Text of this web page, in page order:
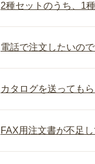
2種セットのうち、1
電話で注文したいので
カタログを送ってもら
FAX用注文書が不足